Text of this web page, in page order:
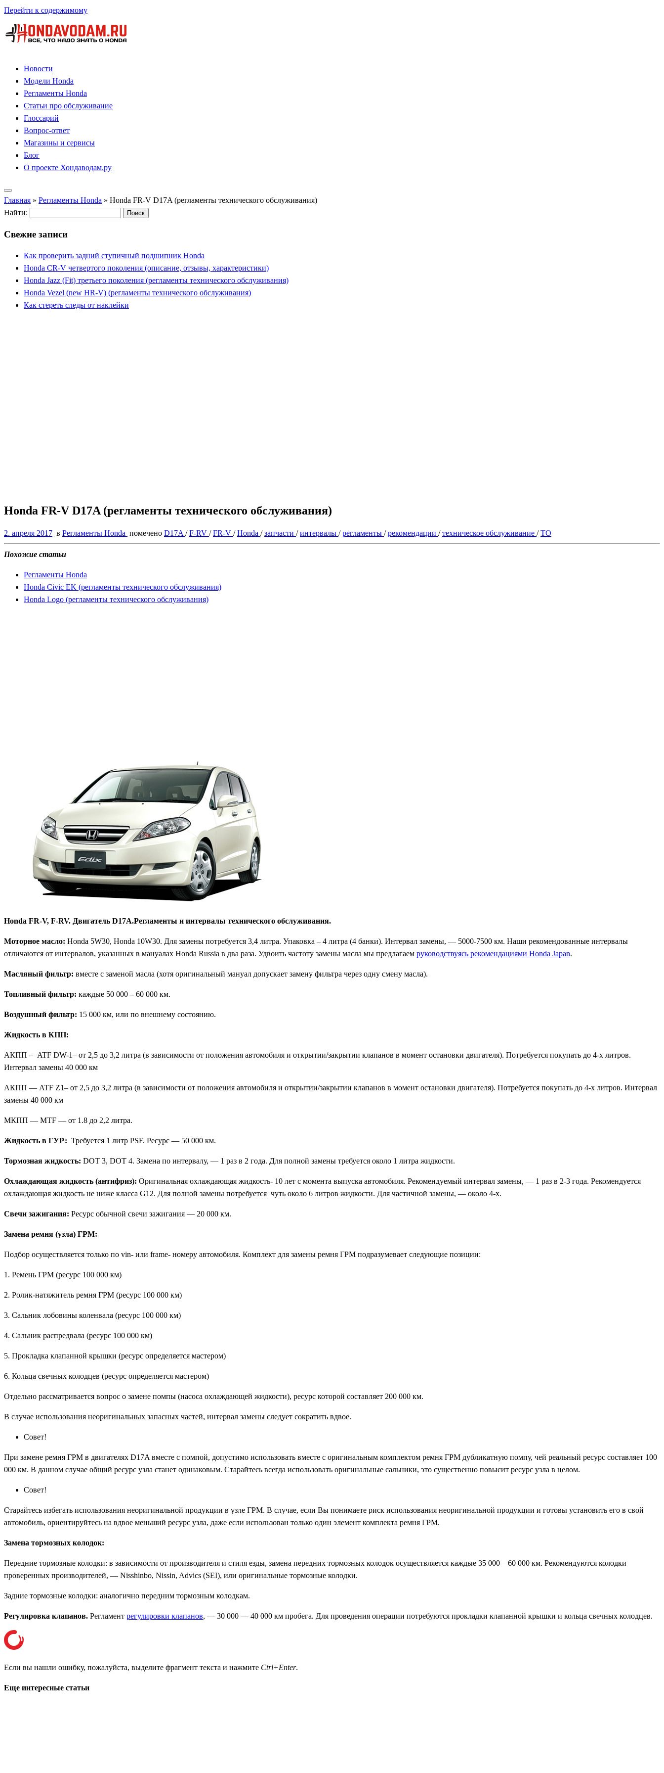
Перейти к содержимому
Новости
Модели Honda
Регламенты Honda
Статьи про обслуживание
Глоссарий
Вопрос-ответ
Магазины и сервисы
Блог
О проекте Хондаводам.ру
Главная » Регламенты Honda » Honda FR-V D17A (регламенты технического обслуживания)
Найти:
Свежие записи
Как проверить задний ступичный подшипник Honda
Honda CR-V четвертого поколения (описание, отзывы, характеристики)
Honda Jazz (Fit) третьего поколения (регламенты технического обслуживания)
Honda Vezel (new HR-V) (регламенты технического обслуживания)
Как стереть следы от наклейки
Honda FR-V D17A (регламенты технического обслуживания)
2. апреля 2017 в Регламенты Honda помечено D17A /F-RV /FR-V /Honda /запчасти /интервалы /регламенты /рекомендации /техническое обслуживание /ТО
Похожие статьи
Регламенты Honda
Honda Civic EK (регламенты технического обслуживания)
Honda Logo (регламенты технического обслуживания)
Honda FR-V, F-RV. Двигатель D17A.Регламенты и интервалы технического обслуживания.
Моторное масло: Honda 5W30, Honda 10W30. Для замены потребуется 3,4 литра. Упаковка – 4 литра (4 банки). Интервал замены, — 5000-7500 км. Наши рекомендованные интервалы
отличаются от интервалов, указанных в мануалах Honda Russia в два раза. Удвоить частоту замены масла мы предлагаем руководствуясь рекомендациями Honda Japan.
Масляный фильтр: вместе с заменой масла (хотя оригинальный мануал допускает замену фильтра через одну смену масла).
Топливный фильтр: каждые 50 000 – 60 000 км.
Воздушный фильтр: 15 000 км, или по внешнему состоянию.
Жидкость в КПП:
АКПП – ATF DW-1– от 2,5 до 3,2 литра (в зависимости от положения автомобиля и открытии/закрытии клапанов в момент остановки двигателя). Потребуется покупать до 4-х литров.
Интервал замены 40 000 км
АКПП — ATF Z1– от 2,5 до 3,2 литра (в зависимости от положения автомобиля и открытии/закрытии клапанов в момент остановки двигателя). Потребуется покупать до 4-х литров. Интервал
замены 40 000 км
МКПП — MTF — от 1.8 до 2,2 литра.
Жидкость в ГУР: Требуется 1 литр PSF. Ресурс — 50 000 км.
Тормозная жидкость: DOT 3, DOT 4. Замена по интервалу, — 1 раз в 2 года. Для полной замены требуется около 1 литра жидкости.
Охлаждающая жидкость (антифриз): Оригинальная охлаждающая жидкость- 10 лет с момента выпуска автомобиля. Рекомендуемый интервал замены, — 1 раз в 2-3 года. Рекомендуется
охлаждающая жидкость не ниже класса G12. Для полной замены потребуется чуть около 6 литров жидкости. Для частичной замены, — около 4-х.
Свечи зажигания: Ресурс обычной свечи зажигания — 20 000 км.
Замена ремня (узла) ГРМ:
Подбор осуществляется только по vin- или frame- номеру автомобиля. Комплект для замены ремня ГРМ подразумевает следующие позиции:
1. Ремень ГРМ (ресурс 100 000 км)
2. Ролик-натяжитель ремня ГРМ (ресурс 100 000 км)
3. Сальник лобовины коленвала (ресурс 100 000 км)
4. Сальник распредвала (ресурс 100 000 км)
5. Прокладка клапанной крышки (ресурс определяется мастером)
6. Кольца свечных колодцев (ресурс определяется мастером)
Отдельно рассматривается вопрос о замене помпы (насоса охлаждающей жидкости), ресурс которой составляет 200 000 км.
В случае использования неоригинальных запасных частей, интервал замены следует сократить вдвое.
Совет!
При замене ремня ГРМ в двигателях D17A вместе с помпой, допустимо использовать вместе с оригинальным комплектом ремня ГРМ дубликатную помпу, чей реальный ресурс составляет 100
000 км. В данном случае общий ресурс узла станет одинаковым. Старайтесь всегда использовать оригинальные сальники, это существенно повысит ресурс узла в целом.
Совет!
Старайтесь избегать использования неоригинальной продукции в узле ГРМ. В случае, если Вы понимаете риск использования неоригинальной продукции и готовы установить его в свой
автомобиль, ориентируйтесь на вдвое меньший ресурс узла, даже если использован только один элемент комплекта ремня ГРМ.
Замена тормозных колодок:
Передние тормозные колодки: в зависимости от производителя и стиля езды, замена передних тормозных колодок осуществляется каждые 35 000 – 60 000 км. Рекомендуются колодки
проверенных производителей, — Nisshinbo, Nissin, Advics (SEI), или оригинальные тормозные колодки.
Задние тормозные колодки: аналогично передним тормозным колодкам.
Регулировка клапанов. Регламент регулировки клапанов, — 30 000 — 40 000 км пробега. Для проведения операции потребуются прокладки клапанной крышки и кольца свечных колодцев.
Если вы нашли ошибку, пожалуйста, выделите фрагмент текста и нажмите Ctrl+Enter.
Еще интересные статьи